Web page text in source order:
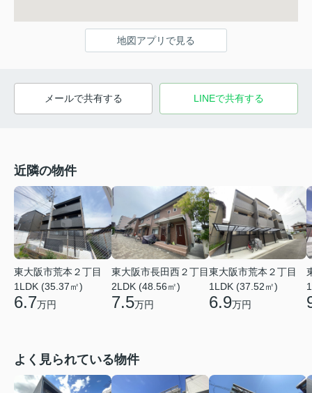
地図アプリで見る
メールで共有する LINEで共有する
近隣の物件
東大阪市荒本２丁目
1LDK (35.37㎡)
6.7万円
東大阪市長田西２丁目
2LDK (48.56㎡)
7.5万円
東大阪市荒本２丁目
1LDK (37.52㎡)
6.9万円
よく見られている物件